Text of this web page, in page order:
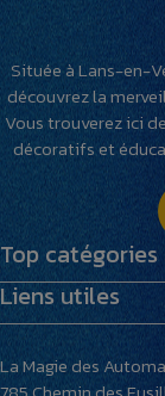
Située à Lans-en-
découvrez la
Vous trouverez ici
décoratifs et
Top catégories
Maquettes
Peluches
Villages miniatures
Liens utiles
Livraison et retours
Foire aux questions
La Magie des